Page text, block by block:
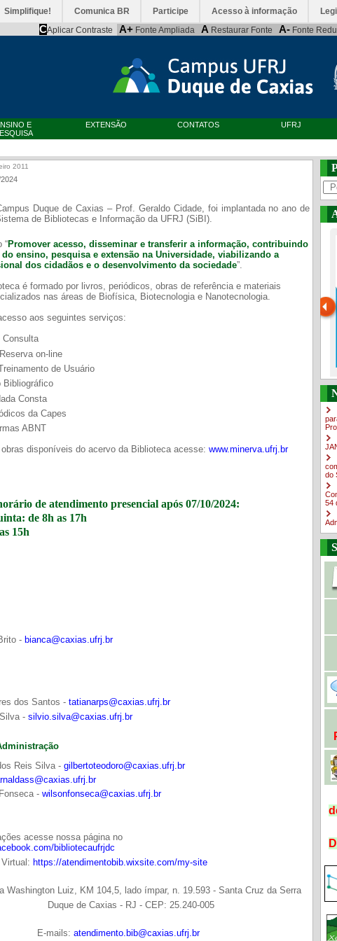
Simplifique! Comunica BR Participe Acesso à informação
CAplicar Contraste A+ Fonte Ampliada A Restaurar Fonte A- Fonte
E
EXTENSÃO CONTATOS UFRJ
2011
Duque de Caxias – Prof. Geraldo Cidade, foi implantada no ano de
de Bibliotecas e Informação da UFRJ (SiBI).
“Promover acesso, disseminar e transferir a informação, contribuindo
ensino, pesquisa e extensão na Universidade, viabilizando a
dos cidadãos e o desenvolvimento da sociedade”.
é formado por livros, periódicos, obras de referência e materiais
nas áreas de Biofísica, Biotecnologia e Nanotecnologia.
aos seguintes serviços:
on-line
de Usuário
Consta
da Capes
ABNT
disponíveis do acervo da Biblioteca acesse: www.minerva.ufrj.br
de atendimento presencial após 07/10/2024:
de 8h as 17h
15h
- bianca@caxias.ufrj.br
dos Santos - tatianarps@caxias.ufrj.br
- silvio.silva@caxias.ufrj.br
Reis Silva - gilbertoteodoro@caxias.ufrj.br
- wilsonfonseca@caxias.ufrj.br
acesse nossa página no
bibliotecaufrjdc
https://atendimentobib.wixsite.com/my-site
Washington Luiz, KM 104,5, lado ímpar, n. 19.593 - Santa Cruz da Serra
- RJ - CEP: 25.240-005
E-mails: atendimento.bib@caxias.ufrj.br
do
54